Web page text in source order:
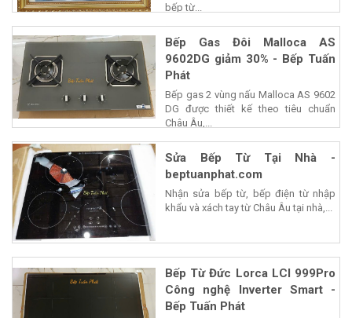
bếp từ...
Bếp Gas Đôi Malloca AS
9602DG giảm 30% - Bếp Tuấn
Phát
Bếp gas 2 vùng nấu Malloca AS 9602
DG được thiết kế theo tiêu chuẩn
Châu Âu,...
Sửa Bếp Từ Tại Nhà -
beptuanphat.com
Nhận sửa bếp từ, bếp điện từ nhập
khẩu và xách tay từ Châu Âu tại nhà,...
Bếp Từ Đức Lorca LCI 999Pro
Công nghệ Inverter Smart -
Bếp Tuấn Phát